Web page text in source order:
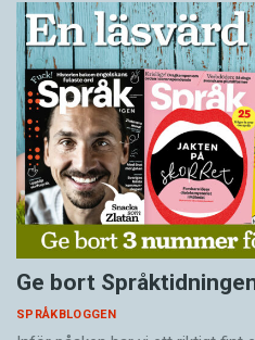
Ge bort
SPRÅKBLOGGEN